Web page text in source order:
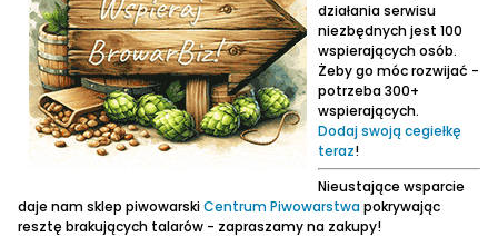
działania serwisu
niezbędnych jest 100
wspierających osób.
Żeby go móc rozwijać -
potrzeba 300+
wspierających.
Dodaj swoją cegiełkę
teraz!
Nieustające wsparcie
daje nam sklep piwowarskiCentrum Piwowarstwapokrywając
resztę brakujących talarów - zapraszamy na zakupy!